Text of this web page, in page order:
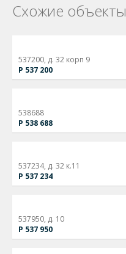
Схожие объекты
537200, д. 32 корп 9
Р 537 200
538688
Р 538 688
537234, д. 32 к.11
Р 537 234
537950, д. 10
Р 537 950